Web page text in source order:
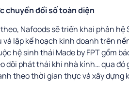
chuyển đổi số toàn diện
Nafoods sẽ triển khai phân
lập kế hoạch kinh doanh trên
hệ sinh thái Made by FPT gồm
dõi phát thải khí nhà kính… qua
theo thời gian thực và xây